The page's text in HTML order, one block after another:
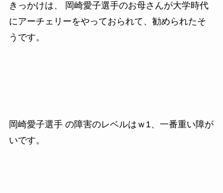
きっかけは、 岡崎愛子選手のお母さんが大学時代
にアーチェリーをやっておられて、勧められたそ
うです。
岡崎愛子選手 の障害のレベルはｗ1、一番重い障が
いです。